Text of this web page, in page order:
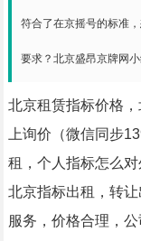
符合了在京摇号的标准
要求？北京盛昂京牌网
北京租赁指标价格
上询价（微信同步
租，个人指标怎么
北京指标出租，转
服务，价格合理，